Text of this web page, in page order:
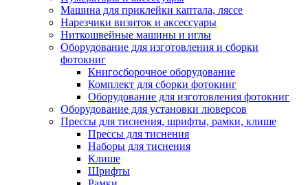
Машина для приклейки каптала, ляссе
Нарезчики визиток и аксессуары
Ниткошвейные машины и иглы
Оборудование для изготовления и сборки
фотокниг
Книгосборочное оборудование
Комплект для сборки фотокниг
Оборудование для изготовления фотокниг
Оборудование для установки люверсов
Прессы для тиснения, шрифты, рамки, клише
Прессы для тиснения
Наборы для тиснения
Клише
Шрифты